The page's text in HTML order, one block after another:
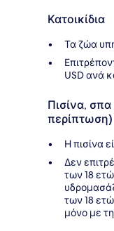
Κατοικίδια
Τα ζώα
USD ανά
Πισίνα,
περίπτωση)
Η πισίνα
Δεν
των 18
των 18
μόνο με